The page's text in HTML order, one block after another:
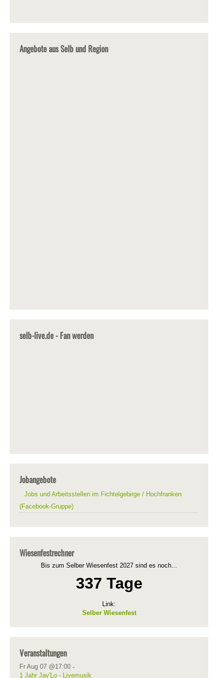
Angebote aus Selb und Region
selb-live.de - Fan werden
Jobangebote
Jobs und Arbeitsstellen im Fichtelgebirge / Hochfranken
(Facebook-Gruppe)
Wiesenfestrechner
Bis zum Selber Wiesenfest 2027 sind es noch...
337 Tage
Link:
Selber Wiesenfest
Veranstaltungen
Fr Aug 07 @17:00 -
1 Jahr Jay'Lo - Livemusik